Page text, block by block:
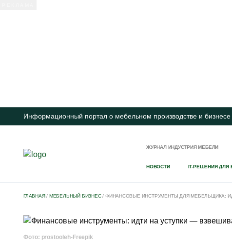
Информационный портал о мебельном производстве и бизнесе
ЖУРНАЛ ИНДУСТРИЯ МЕБЕЛИ
НОВОСТИ IT-РЕШЕНИЯ ДЛЯ
ГЛАВНАЯ/ МЕБЕЛЬНЫЙ БИЗНЕС/ ФИНАНСОВЫЕ ИНСТРУМЕНТЫ ДЛЯ МЕБЕЛЬЩИКА:
Фото: prostooleh-Freepik